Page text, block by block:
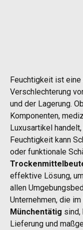
Feuchtigkeit ist
Verschlechterung
und der Lagerung.
Komponenten,
Luxusartikel
Feuchtigkeit kann
oder funktionale
effektive Lösung,
allen
Unternehmen, die
Münchentätig sind,
Lieferung und